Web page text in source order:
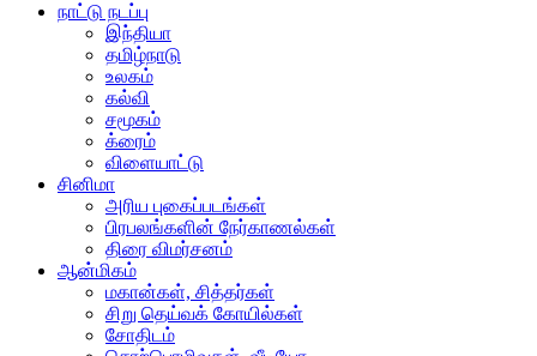
நாட்டு நடப்பு
இந்தியா
தமிழ்நாடு
உலகம்
கல்வி
சமூகம்
க்ரைம்
விளையாட்டு
சினிமா
அரிய புகைப்படங்கள்
பிரபலங்களின் நேர்காணல்கள்
திரை விமர்சனம்
ஆன்மிகம்
மகான்கள், சித்தர்கள்
சிறு தெய்வக் கோயில்கள்
சோதிடம்